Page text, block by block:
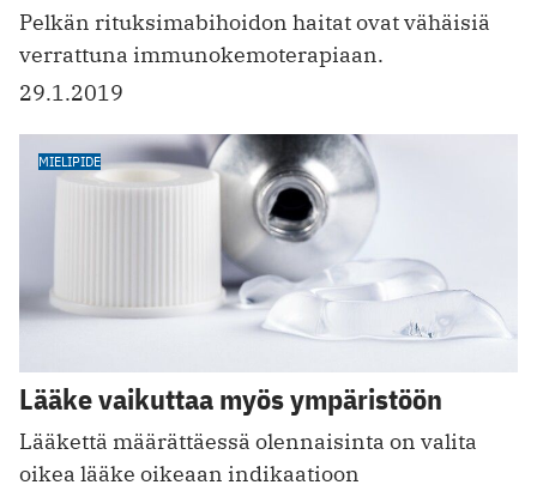
Pelkän rituksimabihoidon haitat ovat vähäisiä
verrattuna immunokemotera­piaan.
29.1.2019
MIELIPIDE
Lääke vaikuttaa myös ympäristöön
Lääkettä määrättäessä olennaisinta on valita
oikea lääke oikeaan indikaatioon